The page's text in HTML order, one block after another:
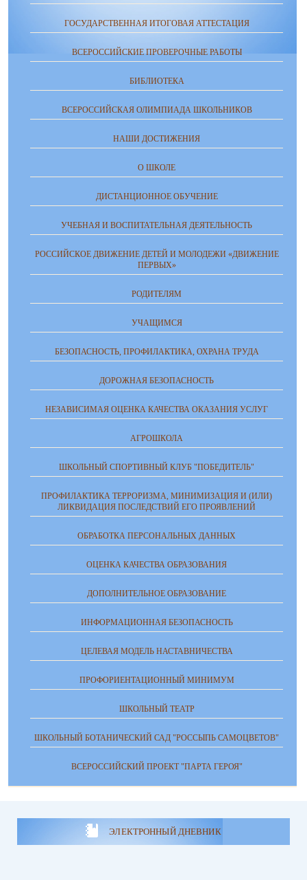
ГОСУДАРСТВЕННАЯ ИТОГОВАЯ АТТЕСТАЦИЯ
ВСЕРОССИЙСКИЕ ПРОВЕРОЧНЫЕ РАБОТЫ
БИБЛИОТЕКА
ВСЕРОССИЙСКАЯ ОЛИМПИАДА ШКОЛЬНИКОВ
НАШИ ДОСТИЖЕНИЯ
О ШКОЛЕ
ДИСТАНЦИОННОЕ ОБУЧЕНИЕ
УЧЕБНАЯ И ВОСПИТАТЕЛЬНАЯ ДЕЯТЕЛЬНОСТЬ
РОССИЙСКОЕ ДВИЖЕНИЕ ДЕТЕЙ И МОЛОДЕЖИ «ДВИЖЕНИЕ
ПЕРВЫХ»
РОДИТЕЛЯМ
УЧАЩИМСЯ
БЕЗОПАСНОСТЬ, ПРОФИЛАКТИКА, ОХРАНА ТРУДА
ДОРОЖНАЯ БЕЗОПАСНОСТЬ
НЕЗАВИСИМАЯ ОЦЕНКА КАЧЕСТВА ОКАЗАНИЯ УСЛУГ
АГРОШКОЛА
ШКОЛЬНЫЙ СПОРТИВНЫЙ КЛУБ "ПОБЕДИТЕЛЬ"
ПРОФИЛАКТИКА ТЕРРОРИЗМА, МИНИМИЗАЦИЯ И (ИЛИ)
ЛИКВИДАЦИЯ ПОСЛЕДСТВИЙ ЕГО ПРОЯВЛЕНИЙ
ОБРАБОТКА ПЕРСОНАЛЬНЫХ ДАННЫХ
ОЦЕНКА КАЧЕСТВА ОБРАЗОВАНИЯ
ДОПОЛНИТЕЛЬНОЕ ОБРАЗОВАНИЕ
ИНФОРМАЦИОННАЯ БЕЗОПАСНОСТЬ
ЦЕЛЕВАЯ МОДЕЛЬ НАСТАВНИЧЕСТВА
ПРОФОРИЕНТАЦИОННЫЙ МИНИМУМ
ШКОЛЬНЫЙ ТЕАТР
ШКОЛЬНЫЙ БОТАНИЧЕСКИЙ САД "РОССЫПЬ САМОЦВЕТОВ"
ВСЕРОССИЙСКИЙ ПРОЕКТ "ПАРТА ГЕРОЯ"
ЭЛЕКТРОННЫЙ ДНЕВНИК